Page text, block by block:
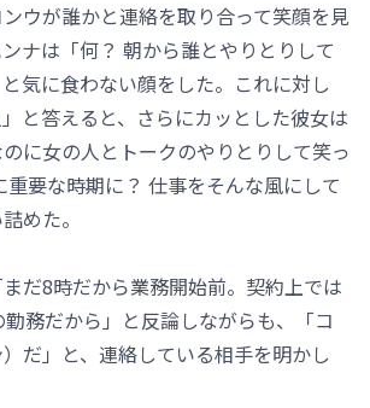
ウが誰かと連絡を取り合って笑顔を見
ナは「何？ 朝から誰とやりとりして
気に食わない顔をした。これに対し
」と答えると、さらにカッとした彼女は
のに女の人とトークのやりとりして笑っ
重要な時期に？ 仕事をそんな風にして
めた。
だ8時だから業務開始前。契約上では
務だから」と反論しながらも、「コ
だ」と、連絡している相手を明かし